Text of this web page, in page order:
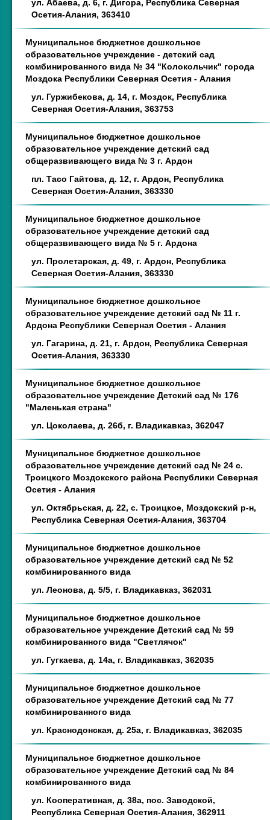
ул. Абаева, д. 6, г. Дигора, Республика Северная
Осетия-Алания, 363410
Муниципальное бюджетное дошкольное
образовательное учреждение - детский сад
комбинированного вида № 34 "Колокольчик" города
Моздока Республики Северная Осетия - Алания
ул. Гуржибекова, д. 14, г. Моздок, Республика
Северная Осетия-Алания, 363753
Муниципальное бюджетное дошкольное
образовательное учреждение детский сад
общеразвивающего вида № 3 г. Ардон
пл. Тасо Гайтова, д. 12, г. Ардон, Республика
Северная Осетия-Алания, 363330
Муниципальное бюджетное дошкольное
образовательное учреждение детский сад
общеразвивающего вида № 5 г. Ардона
ул. Пролетарская, д. 49, г. Ардон, Республика
Северная Осетия-Алания, 363330
Муниципальное бюджетное дошкольное
образовательное учреждение детский сад № 11 г.
Ардона Республики Северная Осетия - Алания
ул. Гагарина, д. 21, г. Ардон, Республика Северная
Осетия-Алания, 363330
Муниципальное бюджетное дошкольное
образовательное учреждение Детский сад № 176
"Маленькая страна"
ул. Цоколаева, д. 26б, г. Владикавказ, 362047
Муниципальное бюджетное дошкольное
образовательное учреждение детский сад № 24 с.
Троицкого Моздокского района Республики Северная
Осетия - Алания
ул. Октябрьская, д. 22, с. Троицкое, Моздокский р-н,
Республика Северная Осетия-Алания, 363704
Муниципальное бюджетное дошкольное
образовательное учреждение детский сад № 52
комбинированного вида
ул. Леонова, д. 5/5, г. Владикавказ, 362031
Муниципальное бюджетное дошкольное
образовательное учреждение Детский сад № 59
комбинированного вида "Светлячок"
ул. Гугкаева, д. 14а, г. Владикавказ, 362035
Муниципальное бюджетное дошкольное
образовательное учреждение Детский сад № 77
комбинированного вида
ул. Краснодонская, д. 25а, г. Владикавказ, 362035
Муниципальное бюджетное дошкольное
образовательное учреждение Детский сад № 84
комбинированного вида
ул. Кооперативная, д. 38а, пос. Заводской,
Республика Северная Осетия-Алания, 362911